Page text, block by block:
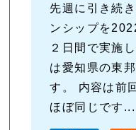
先週に引き続
ンシップを
２日間で実施
は愛知県の東
す。 内容は前
ほぼ同じです...